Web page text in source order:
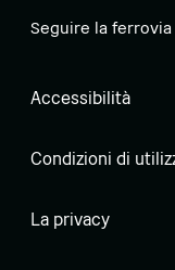
Seguire la ferrovia
Accessibilità
Condizioni di
La privacy